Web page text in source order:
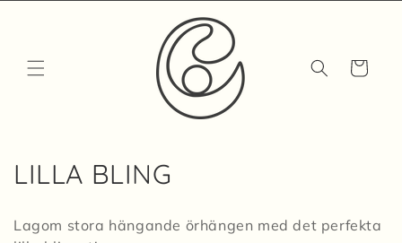
Varukorg
P
LILLA BLING
Lagom stora hängande örhängen med det perfekta